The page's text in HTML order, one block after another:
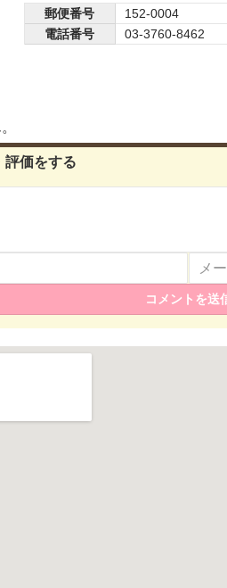
郵便番号 152-0004
電話番号
03-3760-8462
評価をする